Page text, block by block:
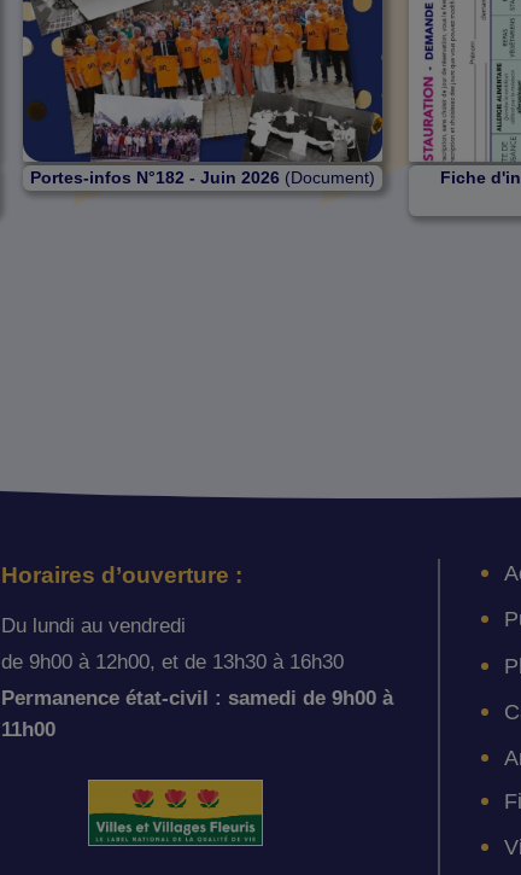
Portes-infos N°182 - Juin 2026 (Document)
Fiche
Horaires d’ouverture :
Du lundi au vendredi
de 9h00 à 12h00, et de 13h30 à 16h30
Permanence état-civil : samedi de 9h00 à
11h00